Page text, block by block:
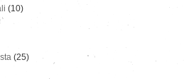
(10)
(25)